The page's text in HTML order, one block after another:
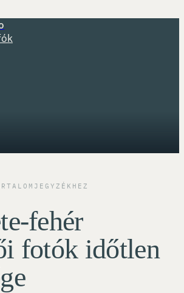
fehér
fotók időtlen